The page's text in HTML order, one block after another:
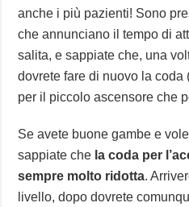
anche i più pazienti! Sono
che annunciano il tempo di
salita, e sappiate che, una
dovrete fare di nuovo la
per il piccolo ascensore che
Se avete buone gambe e
sappiate che la coda per
sempre molto ridotta.
livello, dopo dovrete